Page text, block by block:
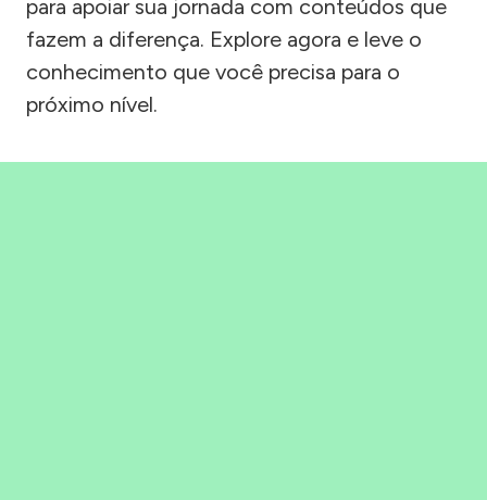
para apoiar sua jornada com conteúdos que
fazem a diferença. Explore agora e leve o
conhecimento que você precisa para o
próximo nível.